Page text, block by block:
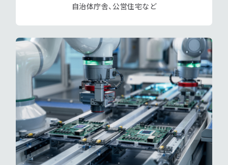
自治体庁舎、公営住宅など